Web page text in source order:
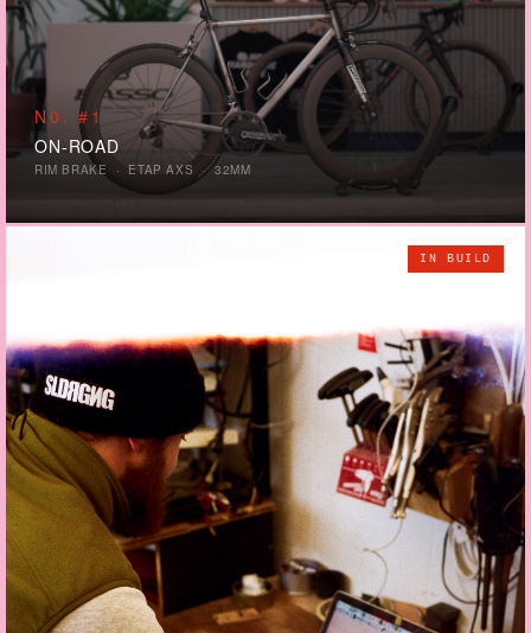
N0. #1
ON-ROAD
RIM BRAKE · ETAP AXS · 32MM
IN BUILD